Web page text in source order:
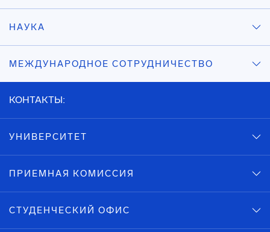
НАУКА
МЕЖДУНАРОДНОЕ СОТРУДНИЧЕСТВО
КОНТАКТЫ:
УНИВЕРСИТЕТ
ПРИЕМНАЯ КОМИССИЯ
СТУДЕНЧЕСКИЙ ОФИС